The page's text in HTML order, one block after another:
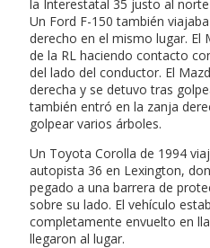
la Interestatal 35 justo al
Un Ford F-150 también
derecho en el mismo lugar. El
de la RL haciendo contacto
del lado del conductor. El
derecha y se detuvo tras
también entró en la zanja
golpear varios árboles.
Un Toyota Corolla de 1994
autopista 36 en Lexington,
pegado a una barrera de
sobre su lado. El vehículo
completamente envuelto en
llegaron al lugar.